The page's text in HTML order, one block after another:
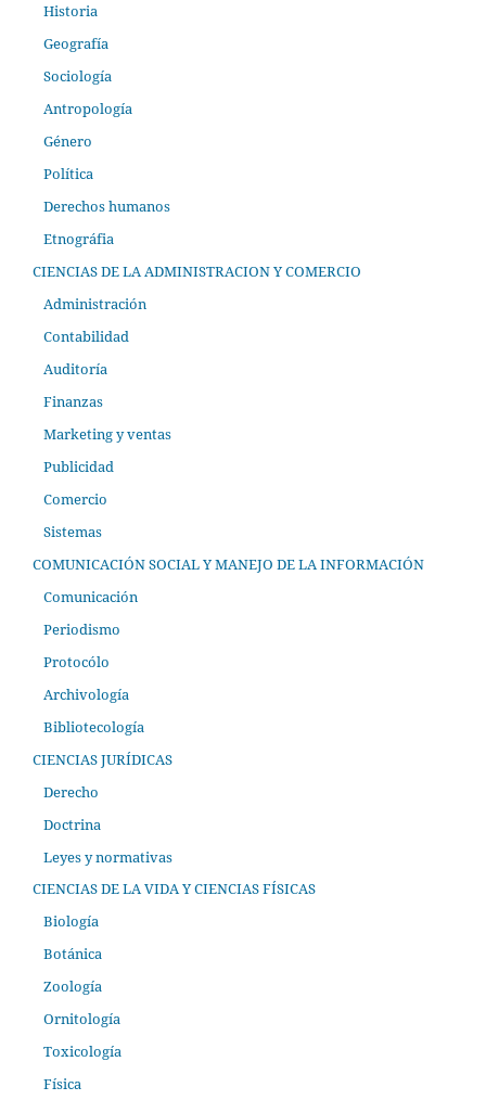
Historia
Geografía
Sociología
Antropología
Género
Política
Derechos humanos
Etnográfia
CIENCIAS DE LA ADMINISTRACION Y COMERCIO
Administración
Contabilidad
Auditoría
Finanzas
Marketing y ventas
Publicidad
Comercio
Sistemas
COMUNICACIÓN SOCIAL Y MANEJO DE LA INFORMACIÓN
Comunicación
Periodismo
Protocólo
Archivología
Bibliotecología
CIENCIAS JURÍDICAS
Derecho
Doctrina
Leyes y normativas
CIENCIAS DE LA VIDA Y CIENCIAS FÍSICAS
Biología
Botánica
Zoología
Ornitología
Toxicología
Física